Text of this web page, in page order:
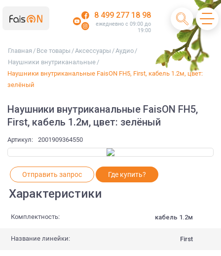
8 499 277 18 98
ежедневно с 09:00 до
19:00
Главная / Все товары / Аксессуары / Аудио /
Наушники внутриканальные /
Наушники внутриканальные FaisON FH5, First, кабель 1.2м, цвет:
зелёный
Наушники внутриканальные FaisON FH5,
First, кабель 1.2м, цвет: зелёный
Артикул: 2001909364550
Отправить запрос Где купить?
Характеристики
Комплектность: кабель 1.2м
Название линейки: First